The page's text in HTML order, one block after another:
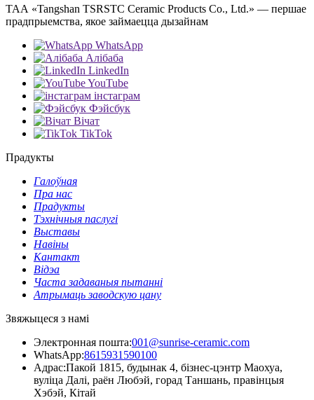
ТАА «Tangshan TSRSTC Ceramic Products Co., Ltd.» — першае
прадпрыемства, якое займаецца дызайнам
WhatsApp
Алібаба
LinkedIn
YouTube
інстаграм
Фэйсбук
Вічат
TikTok
Прадукты
Галоўная
Пра нас
Прадукты
Тэхнічныя паслугі
Выставы
Навіны
Кантакт
Відэа
Часта задаваныя пытанні
Атрымаць заводскую цану
Звяжыцеся з намі
Электронная пошта:001@sunrise-ceramic.com
WhatsApp:8615931590100
Адрас:Пакой 1815, будынак 4, бізнес-цэнтр Маохуа,
вуліца Далі, раён Любэй, горад Таншань, правінцыя
Хэбэй, Кітай